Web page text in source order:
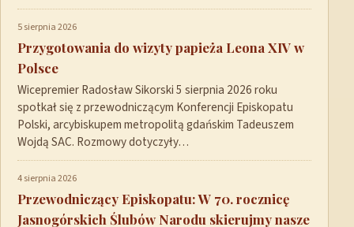
5 sierpnia 2026
Przygotowania do wizyty papieża Leona XIV w
Polsce
Wicepremier Radosław Sikorski 5 sierpnia 2026 roku
spotkał się z przewodniczącym Konferencji Episkopatu
Polski, arcybiskupem metropolitą gdańskim Tadeuszem
Wojdą SAC. Rozmowy dotyczyły…
4 sierpnia 2026
Przewodniczący Episkopatu: W 70. rocznicę
Jasnogórskich Ślubów Narodu skierujmy nasze